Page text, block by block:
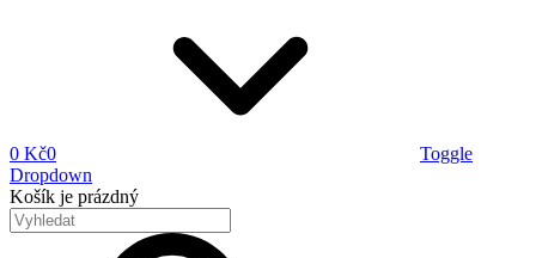
0 Kč0
Toggle
Dropdown
Košík je prázdný